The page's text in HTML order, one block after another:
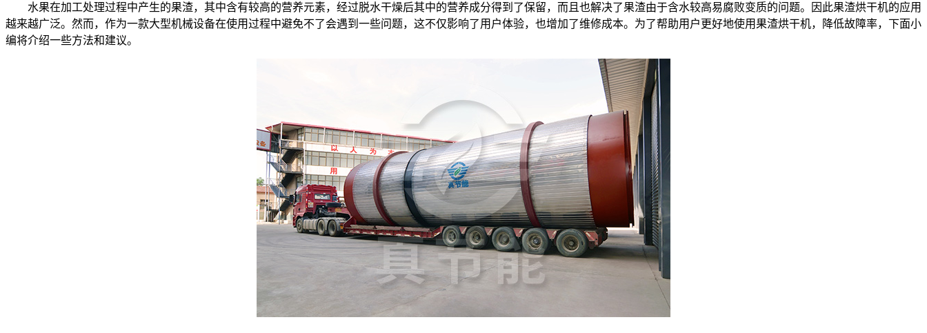
水果在加工处理过程中产生的果渣，其中含有较高的营养元素，经过脱水干燥后其中的营养成分得到了保留，而且也解决了果渣由于含水较高易腐败变质的问题。因此果渣烘干机的应用
越来越广泛。然而，作为一款大型机械设备在使用过程中避免不了会遇到一些问题，这不仅影响了用户体验，也增加了维修成本。为了帮助用户更好地使用果渣烘干机，降低故障率，下面小
编将介绍一些方法和建议。